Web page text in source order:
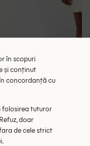
Rochie scurta
în scopuri
și conținut
concordanță cu
folosirea tuturor
doar
de cele strict